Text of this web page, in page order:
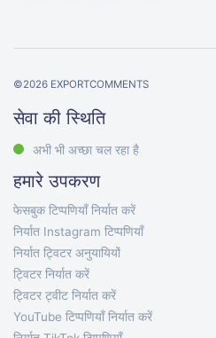
©2026 EXPORTCOMMENTS
सेवा की स्थिति
अभी भी अच्छा चल रहा है
हमारे उपकरण
फेसबुक टिप्पणियाँ निर्यात करें
निर्यात Instagram टिप्पणियाँ
निर्यात ट्विटर अनुयायियों
ट्विटर निर्यात करें
ट्विटर ट्वीट निर्यात करें
YouTube टिप्पणियाँ निर्यात करें